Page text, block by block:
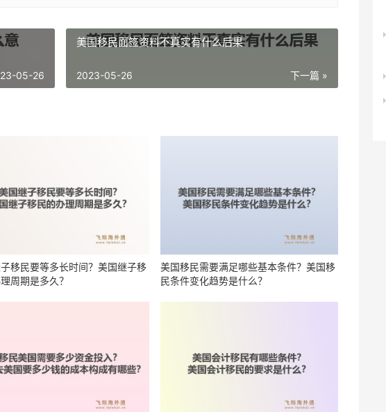
05-26
美国移民面签资料不真实有什么后果
下一篇 »
2023-05-26
移民要等多长时间？美国继子移
周期是多久？
美国移民需要满足哪些基本条件？美国移
民条件变化趋势是什么？